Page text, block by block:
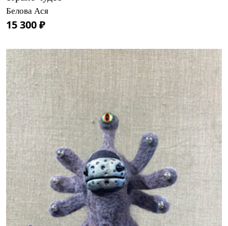
Белова Ася
15 300 ₽